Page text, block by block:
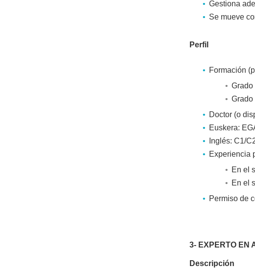
Gestiona
Se mueve
Perfil
Formación
Grado
Grado
Doctor (o
Euskera:
Inglés: C1/
Experiencia
En el
En el
Permiso de
3- EXPERTO EN
Descripción